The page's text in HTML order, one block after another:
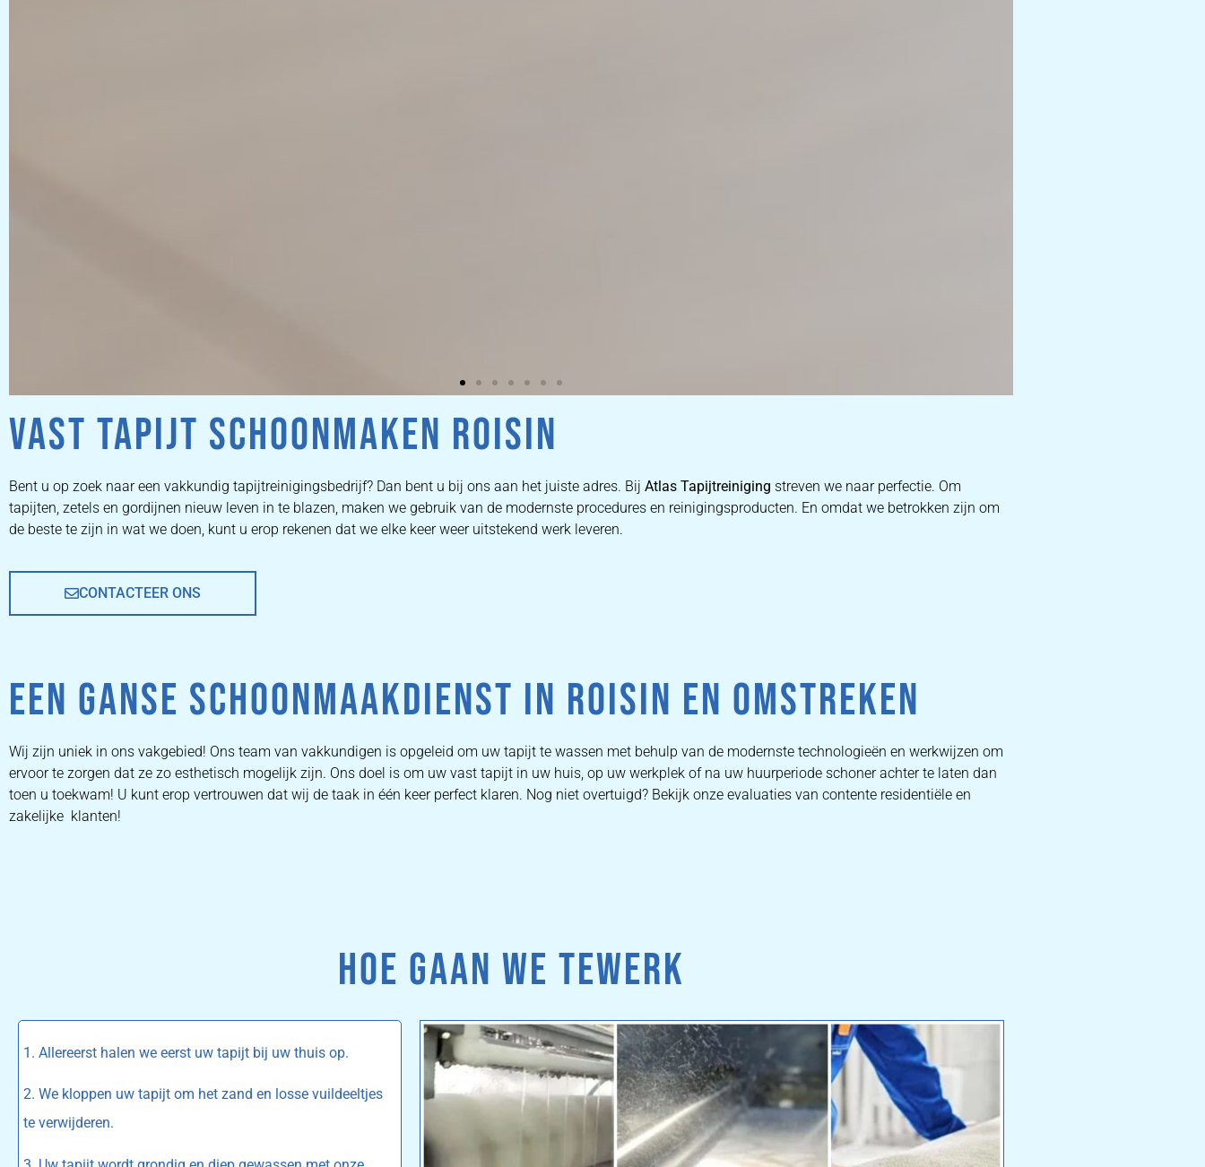
ZETEL
REINIGEN
ZETEL REINIGEN DOOR
PRIJZEN
VAST TAPIJT SCHOONMAKEN ROISIN
Bent u op zoek naar een vakkundig tapijtreinigingsbedrijf? Dan bent u bij ons aan het juiste adres. Bij Atlas Tapijtreiniging streven we naar perfectie. Om
tapijten, zetels en gordijnen nieuw leven in te blazen, maken we gebruik van de modernste procedures en reinigingsproducten. En omdat we betrokken zijn om
de beste te zijn in wat we doen, kunt u erop rekenen dat we elke keer weer uitstekend werk leveren.
CONTACTEER ONS
EEN GANSE SCHOONMAAKDIENST IN ROISIN EN OMSTREKEN
Wij zijn uniek in ons vakgebied! Ons team van vakkundigen is opgeleid om uw tapijt te wassen met behulp van de modernste technologieën en werkwijzen om
ervoor te zorgen dat ze zo esthetisch mogelijk zijn. Ons doel is om uw vast tapijt in uw huis, op uw werkplek of na uw huurperiode schoner achter te laten dan
toen u toekwam! U kunt erop vertrouwen dat wij de taak in één keer perfect klaren. Nog niet overtuigd? Bekijk onze evaluaties van contente residentiële en
zakelijke klanten!
HOE GAAN WE TEWERK
1. Allereerst halen we eerst uw tapijt bij uw thuis op.
2. We kloppen uw tapijt om het zand en losse vuildeeltjes
te verwijderen.